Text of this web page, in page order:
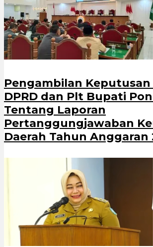
Pengambilan Keputusan
DPRD dan Plt Bupati
Tentang Laporan
Pertanggungjawaban
Daerah Tahun Anggaran